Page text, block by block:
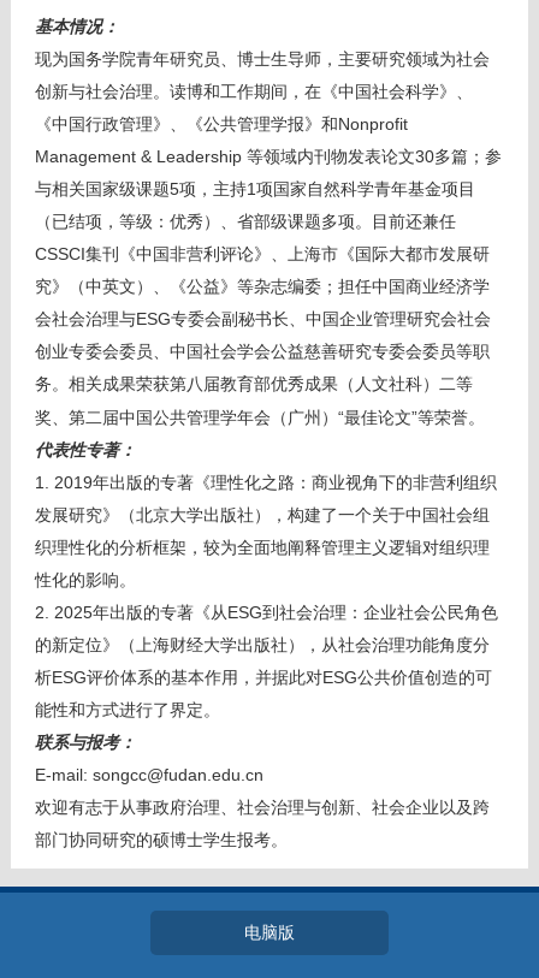
基本情况：
现为国务学院青年研究员、博士生导师，主要研究领域为社会
创新与社会治理。读博和工作期间，在《中国社会科学》、
《中国行政管理》、《公共管理学报》和Nonprofit
Management & Leadership 等领域内刊物发表论文30多篇；参
与相关国家级课题5项，主持1项国家自然科学青年基金项目
（已结项，等级：优秀）、省部级课题多项。目前还兼任
CSSCI集刊《中国非营利评论》、上海市《国际大都市发展研
究》（中英文）、《公益》等杂志编委；担任中国商业经济学
会社会治理与ESG专委会副秘书长、中国企业管理研究会社会
创业专委会委员、中国社会学会公益慈善研究专委会委员等职
务。相关成果荣获第八届教育部优秀成果（人文社科）二等
奖、第二届中国公共管理学年会（广州）“最佳论文”等荣誉。
代表性专著：
1. 2019年出版的专著《理性化之路：商业视角下的非营利组织
发展研究》（北京大学出版社），构建了一个关于中国社会组
织理性化的分析框架，较为全面地阐释管理主义逻辑对组织理
性化的影响。
2. 2025年出版的专著《从ESG到社会治理：企业社会公民角色
的新定位》（上海财经大学出版社），从社会治理功能角度分
析ESG评价体系的基本作用，并据此对ESG公共价值创造的可
能性和方式进行了界定。
联系与报考：
E-mail: songcc@fudan.edu.cn
欢迎有志于从事政府治理、社会治理与创新、社会企业以及跨
部门协同研究的硕博士学生报考。
电脑版